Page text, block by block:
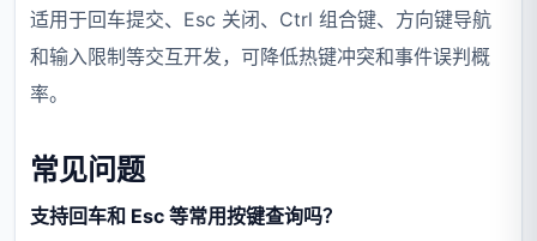
适用于回车提交、Esc 关闭、Ctrl 组合键、方向键导航
和输入限制等交互开发，可降低热键冲突和事件误判概
率。
常见问题
支持回车和 Esc 等常用按键查询吗？